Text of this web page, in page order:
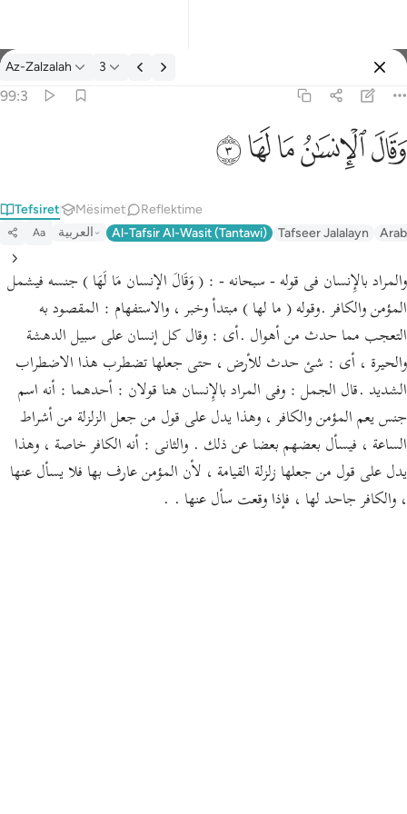
Tefsir: Az-Zalzalah 99:3
Az-Zalzalah 3
99:3
ﱾﱿﲀﲁﲂ
Tefsiret Mësimet Reflektime
Aa العربية Al-Tafsir Al-Wasit (Tantawi) Tafseer Jalalayn
والمراد بالإِنسان فى قوله - سبحانه - : ( وَقَالَ الإنسان مَا لَهَا ) جنسه فيشمل
المؤمن والكافر .وقوله ( ما لها ) مبتدأ وخبر ، والاستفهام : المقصود به
التعجب مما حدث من أهوال .أى : وقال كل إنسان على سبيل الدهشة
والحيرة ، أى : شئ حدث للأرض ، حتى جعلها تضطرب هذا الاضطراب
الشديد .قال الجمل : وفى المراد بالإِنسان هنا قولان : أحدهما : أنه اسم
جنس يعم المؤمن والكافر ، وهذا يدل على قول من جعل الزلزلة من أشراط
الساعة ، فيسأل بعضهم بعضا عن ذلك . والثانى : أنه الكافر خاصة ، وهذا
يدل على قول من جعلها زلزلة القيامة ، لأن المؤمن عارف بها فلا يسأل عنها
، والكافر جاحد لها ، فإذا وقعت سأل عنها . .